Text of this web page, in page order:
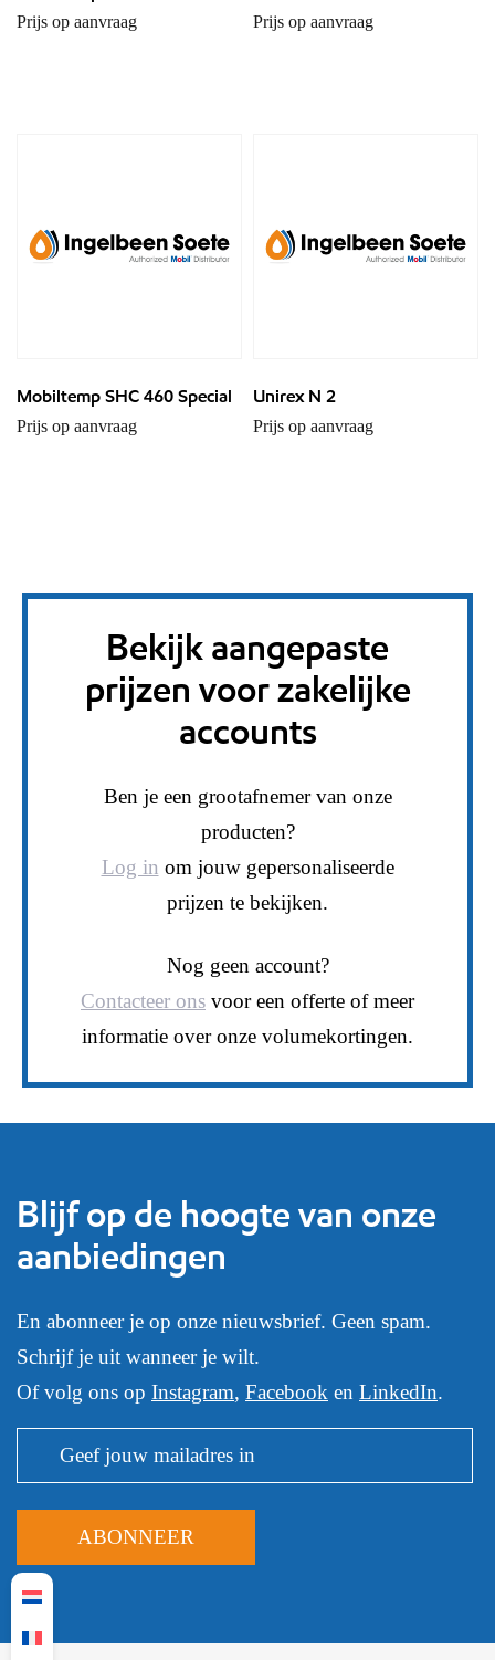
Prijs op aanvraag Prijs op aanvraag
Mobiltemp SHC 460 Special
Prijs op aanvraag
Unirex N 2
Prijs op aanvraag
Bekijk aangepaste
prijzen voor zakelijke
accounts
Ben je een grootafnemer van onze
producten?
Log in om jouw gepersonaliseerde
prijzen te bekijken.
Nog geen account?
Contacteer ons voor een offerte of meer
informatie over onze volumekortingen.
Blijf op de hoogte van onze
aanbiedingen
En abonneer je op onze nieuwsbrief. Geen spam.
Schrijf je uit wanneer je wilt.
Of volg ons op Instagram, Facebook en LinkedIn.